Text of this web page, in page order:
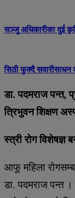
सञ्जु अधिकारीका दुई
सिठी फुक्दै सवारीसाधन
डा. पदमराज पन्त,
त्रिभुवन शिक्षण
स्त्री रोग विशेषज्ञ
आफू महिला
डा. पदमराज पन्त ।